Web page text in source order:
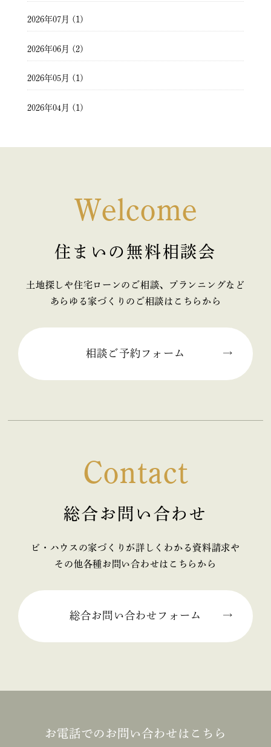
2026年07月 (1)
2026年06月 (2)
2026年05月 (1)
2026年04月 (1)
2025年11月 (2)
2025年10月 (1)
2025年07月 (2)
2025年02月 (2)
2025年01月 (1)
2024年11月 (1)
2024年10月 (1)
2024年06月 (1)
Welcome
住まいの無料相談会
土地探しや住宅ローンのご相談、プランニングなど
あらゆる家づくりのご相談はこちらから
相談ご予約フォーム
Contact
総合お問い合わせ
ビ・ハウスの家づくりが詳しくわかる資料請求や
その他各種お問い合わせはこちらから
総合お問い合わせフォーム
お電話でのお問い合わせはこちら